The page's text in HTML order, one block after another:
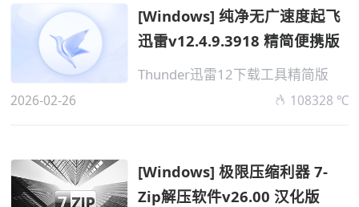
[Windows] 纯净无广速度起飞
迅雷v12.4.9.3918 精简便携版
Thunder迅雷12下载工具精简版
2026-02-26 108328 ℃
[Windows] 极限压缩利器 7-
Zip解压软件v26.00 汉化版